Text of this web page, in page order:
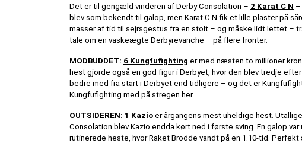
Det er til gengæld vinderen af Derby Consolation – 2 Karat C N –
blev som bekendt til galop, men Karat C N fik et lille plaster på
masser af tid til sejrsgestus fra en stolt – og måske lidt lettet –
tale om en vaskeægte Derbyrevanche – på flere fronter.
MODBUDDET: 6 Kungfufighting er med næsten to millioner
hest gjorde også en god figur i Derbyet, hvor den blev tredje
bedre med fra start i Derbyet end tidligere – og det er
Kungfufighting med på stregen her.
OUTSIDEREN: 1 Kazio er årgangens mest uheldige hest.
Consolation blev Kazio endda kørt ned i første sving. En galop
rutinerede heste, hvor Raket Brodde vandt på en 1.10-tid.